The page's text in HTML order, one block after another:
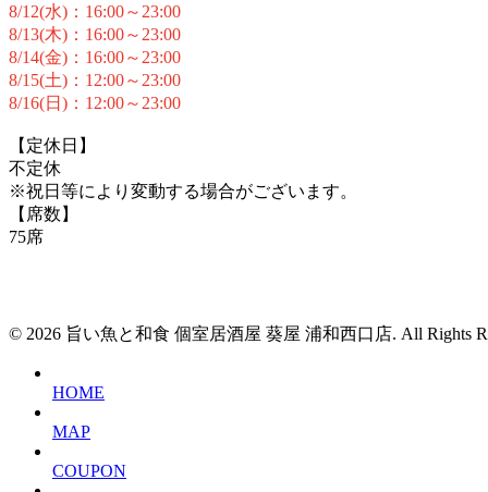
8/12(水)：16:00～23:00
8/13(木)：16:00～23:00
8/14(金)：16:00～23:00
8/15(土)：12:00～23:00
8/16(日)：12:00～23:00
【定休日】
不定休
※祝日等により変動する場合がございます。
【席数】
75席
© 2026 旨い魚と和食 個室居酒屋 葵屋 浦和西口店. All Rights
HOME
MAP
COUPON